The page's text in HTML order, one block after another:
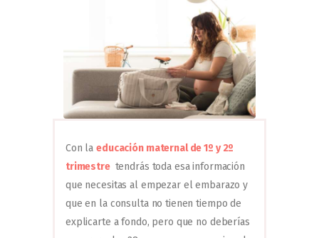
Con laeducación maternal de 1º y 2º
trimestre tendrás toda esa información
que necesitas al empezar el embarazo y
que en la consulta no tienen tiempo de
explicarte a fondo, pero que no deberías